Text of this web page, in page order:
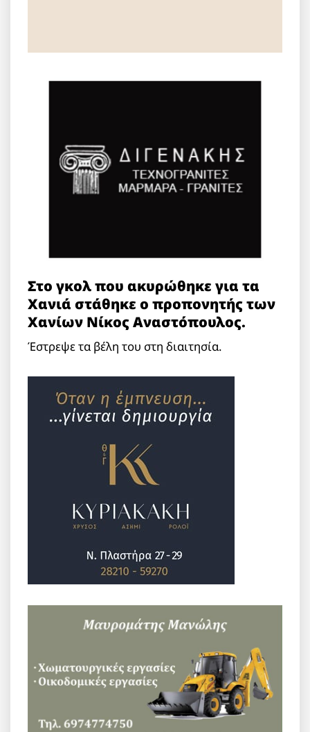
Στο γκολ που ακυρώθηκε για τα
Χανιά στάθηκε ο προπονητής των
Χανίων Νίκος Αναστόπουλος.
Έστρεψε τα βέλη του στη διαιτησία.